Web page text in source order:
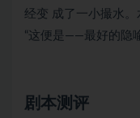
经变 成了一小撮水。
“这便是——最好的隐
剧本测评